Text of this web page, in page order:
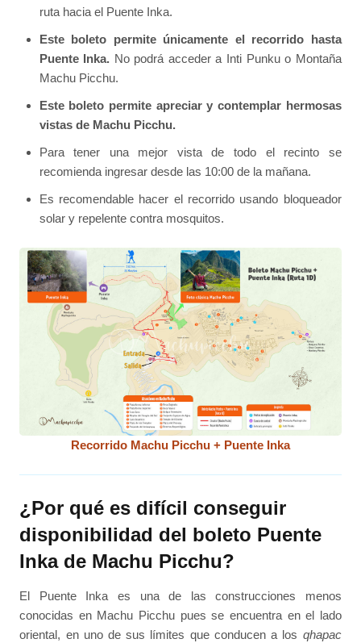
ruta hacia el Puente Inka.
Este boleto permite únicamente el recorrido hasta
Puente Inka. No podrá acceder a Inti Punku o Montaña
Machu Picchu.
Este boleto permite apreciar y contemplar hermosas
vistas de Machu Picchu.
Para tener una mejor vista de todo el recinto se
recomienda ingresar desde las 10:00 de la mañana.
Es recomendable hacer el recorrido usando bloqueador
solar y repelente contra mosquitos.
Recorrido Machu Picchu + Puente Inka
¿Por qué es difícil conseguir
disponibilidad del boleto Puente
Inka de Machu Picchu?
El Puente Inka es una de las construcciones menos
conocidas en Machu Picchu pues se encuentra en el lado
oriental, en uno de sus límites que conducen a los qhapac